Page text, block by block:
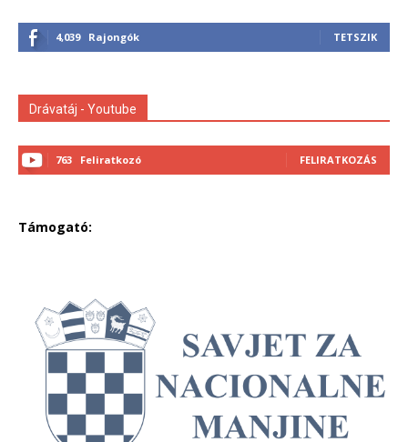
4,039 Rajongók TETSZIK
Drávatáj - Youtube
763 Feliratkozó FELIRATKOZÁS
Támogató: